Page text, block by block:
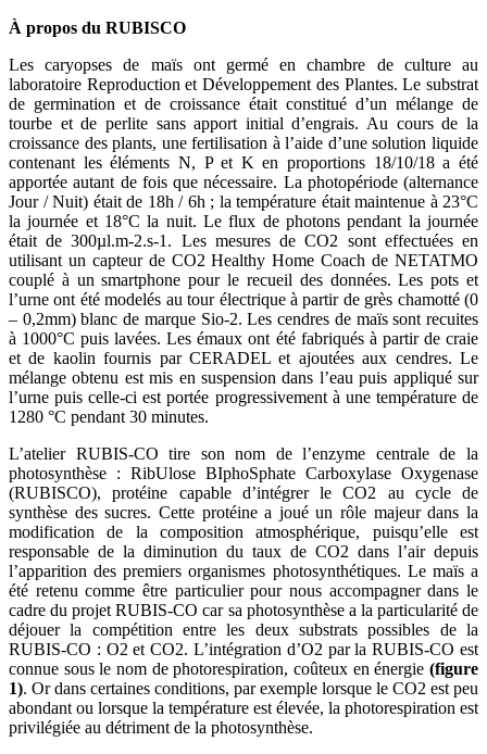
À propos du RUBISCO
Les caryopses de maïs ont germé en chambre de culture au
laboratoire Reproduction et Développement des Plantes. Le substrat
de germination et de croissance était constitué d’un mélange de
tourbe et de perlite sans apport initial d’engrais. Au cours de la
croissance des plants, une fertilisation à l’aide d’une solution liquide
contenant les éléments N, P et K en proportions 18/10/18 a été
apportée autant de fois que nécessaire. La photopériode (alternance
Jour / Nuit) était de 18h / 6h ; la température était maintenue à 23°C
la journée et 18°C la nuit. Le flux de photons pendant la journée
était de 300µl.m-2.s-1. Les mesures de CO2 sont effectuées en
utilisant un capteur de CO2 Healthy Home Coach de NETATMO
couplé à un smartphone pour le recueil des données. Les pots et
l’urne ont été modelés au tour électrique à partir de grès chamotté (0
– 0,2mm) blanc de marque Sio-2. Les cendres de maïs sont recuites
à 1000°C puis lavées. Les émaux ont été fabriqués à partir de craie
et de kaolin fournis par CERADEL et ajoutées aux cendres. Le
mélange obtenu est mis en suspension dans l’eau puis appliqué sur
l’urne puis celle-ci est portée progressivement à une température de
1280 °C pendant 30 minutes.
L’atelier RUBIS-CO tire son nom de l’enzyme centrale de la
photosynthèse : RibUlose BIphoSphate Carboxylase Oxygenase
(RUBISCO), protéine capable d’intégrer le CO2 au cycle de
synthèse des sucres. Cette protéine a joué un rôle majeur dans la
modification de la composition atmosphérique, puisqu’elle est
responsable de la diminution du taux de CO2 dans l’air depuis
l’apparition des premiers organismes photosynthétiques. Le maïs a
été retenu comme être particulier pour nous accompagner dans le
cadre du projet RUBIS-CO car sa photosynthèse a la particularité de
déjouer la compétition entre les deux substrats possibles de la
RUBIS-CO : O2 et CO2. L’intégration d’O2 par la RUBIS-CO est
connue sous le nom de photorespiration, coûteux en énergie (figure
1). Or dans certaines conditions, par exemple lorsque le CO2 est peu
abondant ou lorsque la température est élevée, la photorespiration est
privilégiée au détriment de la photosynthèse.